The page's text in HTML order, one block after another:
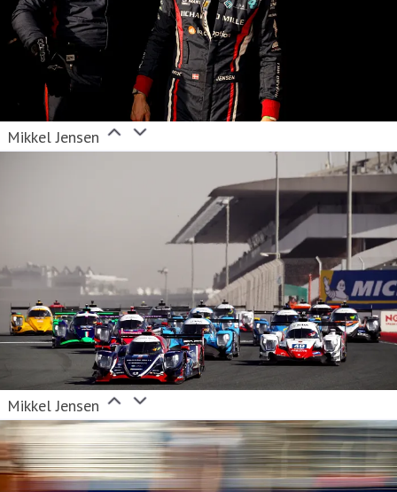
Mikkel Jensen
Mikkel Jensen